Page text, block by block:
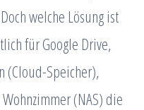
welche Lösung ist
für Google Drive,
(Cloud-Speicher),
(NAS) die